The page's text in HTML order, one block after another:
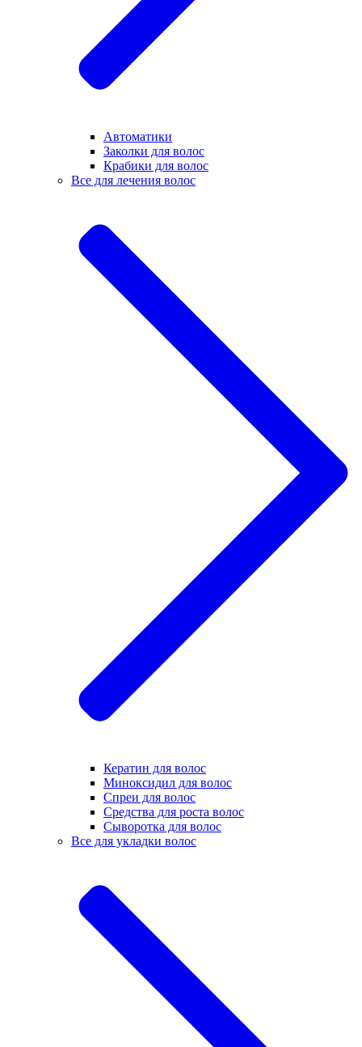
Автоматики
Заколки для волос
Крабики для волос
Все для лечения волос
Кератин для волос
Миноксидил для волос
Спреи для волос
Средства для роста волос
Сыворотка для волос
Все для укладки волос